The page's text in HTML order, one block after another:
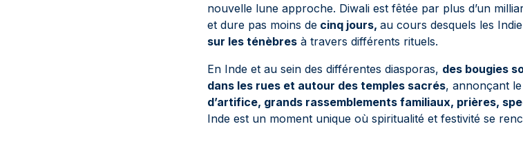
nouvelle lune approche. Diwali est fêtée par plus d’un
et dure pas moins de cinq jours,au cours desquels les
sur les ténèbres à travers différents rituels.
En Inde et au sein des différentes diasporas, des bougies
dans les rues et autour des temples sacrés, annonçant
d’artifice, grands rassemblements familiaux, prières,
Inde est un moment unique où spiritualité et festivité se